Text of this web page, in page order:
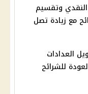
النقدي وتقسيم
إلى 3 شرائح مع زيادة تصل
العدادات
للشرائح